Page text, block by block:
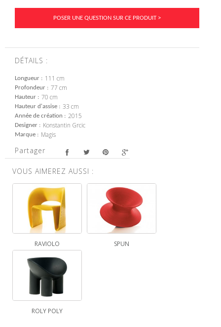
POSER UNE QUESTION SUR CE PRODUIT >
DÉTAILS :
Longueur 111 cm
Profondeur 77 cm
Hauteur 70 cm
Hauteur d'assise 33 cm
Année de création 2015
Designer Konstantin Grcic
Marque Magis
Partager
VOUS AIMEREZ AUSSI :
RAVIOLO SPUN
ROLY POLY